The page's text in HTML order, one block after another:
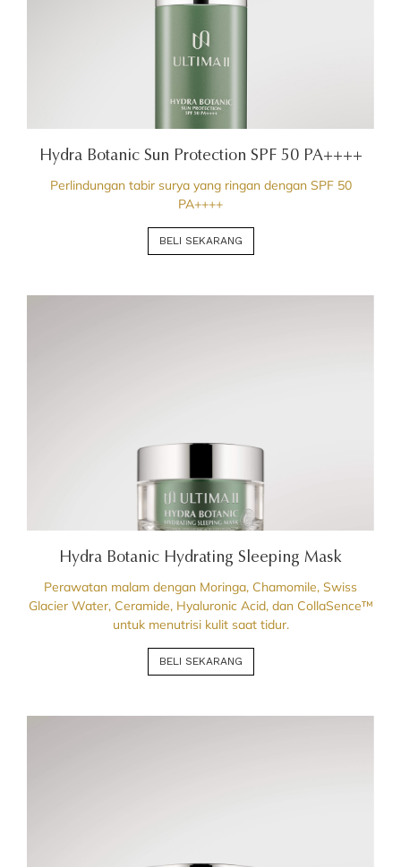
Hydra Botanic Sun Protection SPF 50 PA++++
Perlindungan tabir surya yang ringan dengan SPF 50
PA++++
BELI SEKARANG
Hydra Botanic Hydrating Sleeping Mask
Perawatan malam dengan Moringa, Chamomile, Swiss
Glacier Water, Ceramide, Hyaluronic Acid, dan CollaSence™
untuk menutrisi kulit saat tidur.
BELI SEKARANG